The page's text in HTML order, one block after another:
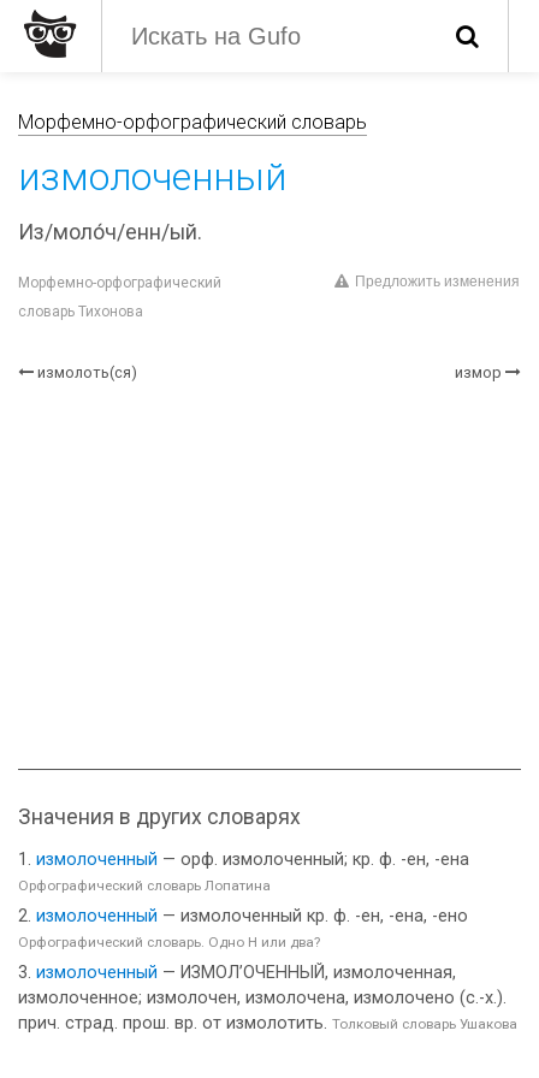
Морфемно-орфографический словарь
измолоченный
Из/моло́ч/енн/ый.
Морфемно-орфографический
словарь Тихонова
Предложить изменения
измолоть(ся) измор
Значения в других словарях
измолоченный — орф. измолоченный; кр. ф. -ен, -ена
Орфографический словарь Лопатина
измолоченный — измолоченный кр. ф. -ен, -ена, -ено
Орфографический словарь. Одно Н или два?
измолоченный — ИЗМОЛ’ОЧЕННЫЙ, измолоченная,
измолоченное; измолочен, измолочена, измолочено (с.-х.).
прич. страд. прош. вр. от измолотить. Толковый словарь Ушакова